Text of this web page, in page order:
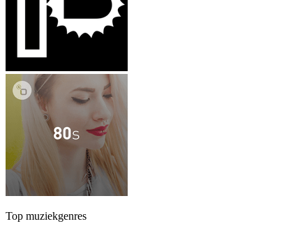
Top muziekgenres